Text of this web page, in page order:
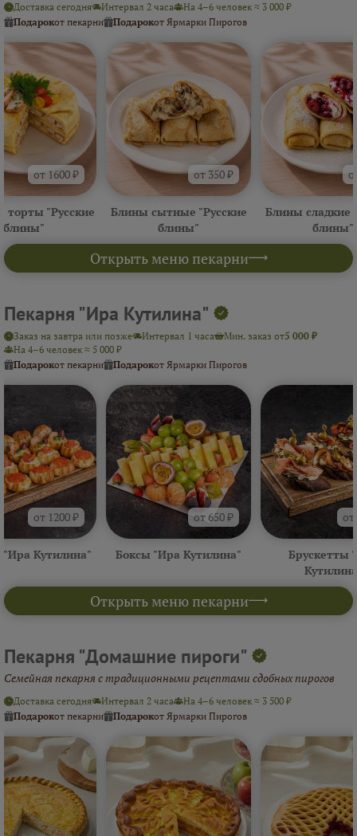
Открыть меню пекарни
Доставка сегодня Интервал 2 часа
На 4–6 человек ≈ 3 000 ₽
Подарокот пекарни Подарокот Ярмарки Пирогов
от 1600 ₽
торты "Русские
блины"
от 350 ₽
Блины сытные "Русские
блины"
Блины сладкие
блины"
Пекарня "Ира Кутилина"
Открыть меню пекарни
Заказ на завтра или позже Интервал 1 часа Мин. заказ от5 000 ₽
На 4–6 человек ≈ 5 000 ₽
Подарокот пекарни Подарокот Ярмарки Пирогов
от 1200 ₽
"Ира Кутилина"
от 650 ₽
Боксы "Ира Кутилина"
Брускетты
Пекарня "Домашние пироги"
Семейная пекарня с традиционными рецептами сдобных пирогов
Доставка сегодня Интервал 2 часа
На 4–6 человек ≈ 3 500 ₽
Подарокот пекарни Подарокот Ярмарки Пирогов